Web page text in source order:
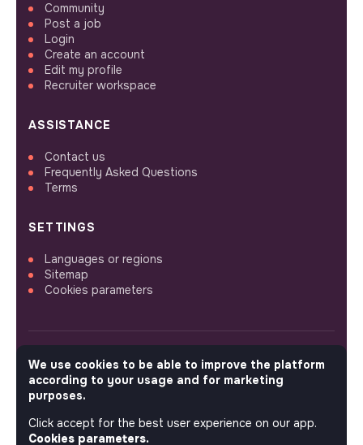
Community
Post a job
Login
Create an account
Edit my profile
Recruiter workspace
ASSISTANCE
Contact us
Frequently Asked Questions
Terms
SETTINGS
Languages or regions
Sitemap
Cookies parameters
FOLLOW US
© 2026 jobs that makesense.
We use cookies to be able to improve the platform
according to your usage and for marketing
purposes.
Click accept for the best user experience on our app.
Cookies parameters.